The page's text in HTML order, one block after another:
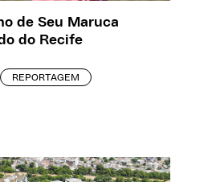
de Seu Maruca
do Recife
REPORTAGEM